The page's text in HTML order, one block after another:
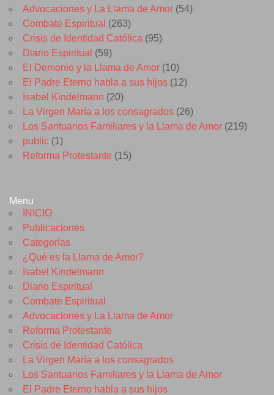
Advocaciones y La Llama de Amor (54)
Combate Espiritual (263)
Crisis de Identidad Católica (95)
Diario Espiritual (59)
El Demonio y la Llama de Amor (10)
El Padre Eterno habla a sus hijos (12)
Isabel Kindelmann (20)
La Virgen María a los consagrados (26)
Los Santuarios Familiares y la Llama de Amor (219)
public (1)
Reforma Protestante (15)
Menu
INICIO
Publicaciones
Categorías
¿Qué es la Llama de Amor?
Isabel Kindelmann
Diario Espiritual
Combate Espiritual
Advocaciones y La Llama de Amor
Reforma Protestante
Crisis de Identidad Católica
La Virgen María a los consagrados
Los Santuarios Familiares y la Llama de Amor
El Padre Eterno habla a sus hijos